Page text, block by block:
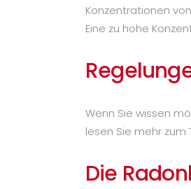
Konzentrationen
Eine zu hohe
Wenn Sie wissen
lesen Sie mehr zum
Die